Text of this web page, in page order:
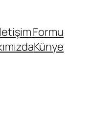
Formu
Künye